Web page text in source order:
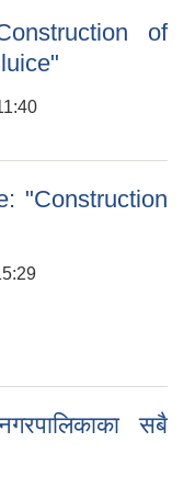
of
"Construction
सबै